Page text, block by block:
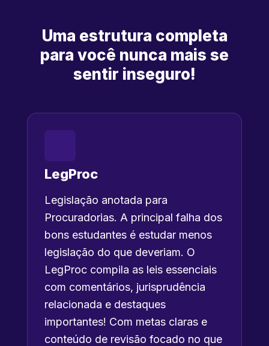
Uma estrutura completa
para você nunca mais se
sentir inseguro!
LegProc
Legislação anotada para
Procuradorias. A principal falha dos
bons estudantes é estudar menos
legislação do que deveriam. O
LegProc compila as leis essenciais
com comentários, jurisprudência
relacionada e destaques
importantes! Com metas claras e
conteúdo de revisão focado no que